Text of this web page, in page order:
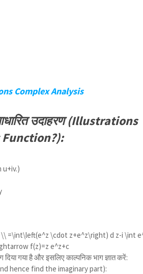
Complex Analysis
उदाहरण (Illustrations
=\int\left(e^z \cdot z+e^z\right) d z-i \int
f(z)=z e^z+c
गया है और इसलिए काल्पनिक भाग ज्ञात करें:
hence find the imaginary part):